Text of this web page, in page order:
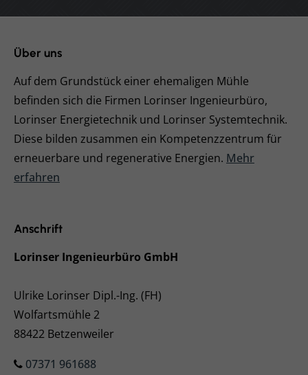
Über uns
Auf dem Grundstück einer ehemaligen Mühle
befinden sich die Firmen Lorinser Ingenieurbüro,
Lorinser Energietechnik und Lorinser Systemtechnik.
Diese bilden zusammen ein Kompetenzzentrum für
erneuerbare und regenerative Energien. Mehr
erfahren
Anschrift
Lorinser Ingenieurbüro GmbH
Ulrike Lorinser Dipl.-Ing. (FH)
Wolfartsmühle 2
88422 Betzenweiler
07371 961688